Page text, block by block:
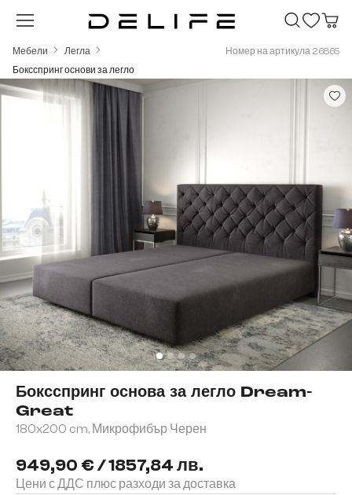
Преминете към основното съдържание
Мебели
Легла
Боксспринг основи за легло
Номер на артикула 26865
Боксспринг основа за легло Dream-
Great
180x200 cm, Микрофибър Черен
949,90 € / 1857,84 лв.
Цени с ДДС плюс разходи за доставка
Пропуснете галерия с изображения